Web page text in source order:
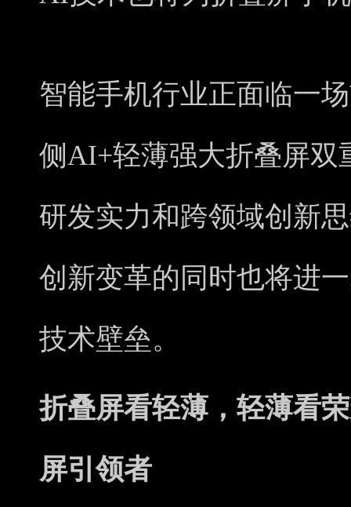
智能手机行业正面临一
侧AI+轻薄强大折叠屏双
研发实力和跨领域创新
创新变革的同时也将进
技术壁垒。
折叠屏看轻薄，轻薄看
屏引领者